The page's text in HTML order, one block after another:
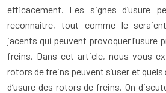
efficacement. Les signes d’usure
reconnaître, tout comme le
jacents qui peuvent provoquer l’usure
freins. Dans cet article, nous vous
rotors de freins peuvent s’user et
d’usure des rotors de freins. On